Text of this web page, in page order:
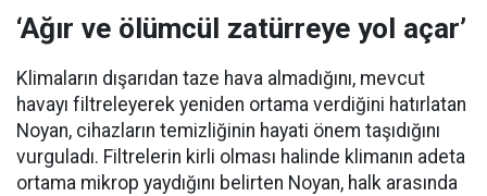
‘Ağır ve ölümcül zatürreye yol açar’
Klimaların dışarıdan taze hava almadığını, mevcut
havayı filtreleyerek yeniden ortama verdiğini hatırlatan
Noyan, cihazların temizliğinin hayati önem taşıdığını
vurguladı. Filtrelerin kirli olması halinde klimanın adeta
ortama mikrop yaydığını belirten Noyan, halk arasında